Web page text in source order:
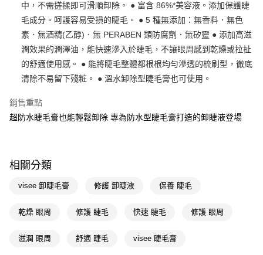
街口支付
悠遊付
Google Pay
AFTEE先享後付
【關於「AFTEE先享後付」】
AFTEE先享後付是「在收到商品之後才付款」的支付方式。 讓您購物簡單
３．安心：先確認商品／服務後，再付款。
【「AFTEE先享後付」結帳流程】
２．訂單成立數日內，您將收到繳費通知簡訊。
ATM／網路銀行／等多元方式進行付款，方視為交易完成。
即享券
全家取貨付款
每筆NT$65，滿NT$390(含以上)免運費
每筆NT$65，滿NT$390(含以上)免運費
萊爾富取貨付款
中，不需搓揉即可滑順卸除。 ● 富含 86%*美容液。添加保護睫
毛成分。呵護容易受損的睫毛。 ● 5 種無添加：無香料．無色
素．無酒精(乙醇)．無 PERABEN 類防腐劑．無矽靈 ● 添加高滋
潤效果的潤澤油，能快速滲入於睫毛，不讓眼周感到乾燥或拉扯
的舒適使用感。 ● 能將睫毛整體都根根均勻滲透的梳刷型，徹底
清除不易留下殘粧。 ● 溫水卸除型睫毛膏也可使用。
銷售重點
超防水睫毛膏也能輕鬆卸除 專為防水型睫毛膏打造的卸睫液登場
相關分類
visee 卸睫毛膏 修護 卸睫液 保養 睫毛
乾燥 眼周 修護 睫毛 快速 睫毛 修護 眼周
滋潤 眼周 舒適 睫毛 visee 睫毛膏